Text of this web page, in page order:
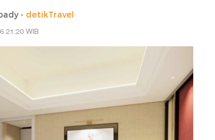
- detikTravel
21:20 WIB